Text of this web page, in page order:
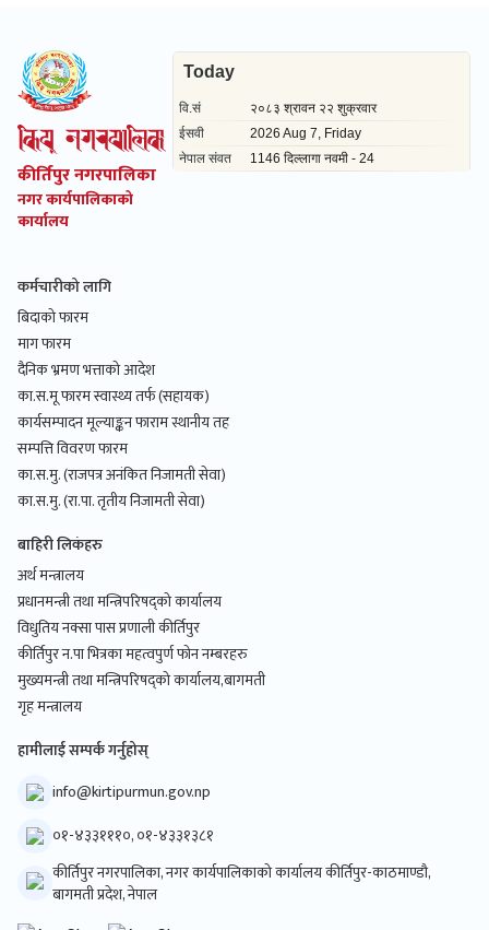
कीर्तिपुर नगरपालिका
नगर कार्यपालिकाको
कार्यालय
कर्मचारीको लागि
बिदाको फारम
माग फारम
दैनिक भ्रमण भत्ताको आदेश
का.स.मू फारम स्वास्थ्य तर्फ (सहायक)
कार्यसम्पादन मूल्याङ्कन फाराम स्थानीय तह
सम्पत्ति विवरण फारम
का.स.मु. (राजपत्र अनंकित निजामती सेवा)
का.स.मु. (रा.पा. तृतीय निजामती सेवा)
बाहिरी लिकंहरु
अर्थ मन्त्रालय
प्रधानमन्त्री तथा मन्त्रिपरिषद्को कार्यालय
विधुतिय नक्सा पास प्रणाली कीर्तिपुर
कीर्तिपुर न.पा भित्रका महत्वपुर्ण फोन नम्बरहरु
मुख्यमन्त्री तथा मन्त्रिपरिषद्को कार्यालय,बागमती
गृह मन्त्रालय
हामीलाई सम्पर्क गर्नुहोस्
info@kirtipurmun.gov.np
०१-४३३१११०, ०१-४३३१३८१
कीर्तिपुर नगरपालिका, नगर कार्यपालिकाको कार्यालय कीर्तिपुर-काठमाण्डौ,
बागमती प्रदेश, नेपाल